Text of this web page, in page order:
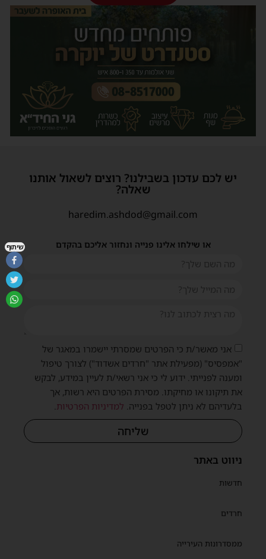
ניווט באתר
חדשות
חרדים
ממסדרונות העירייה
יש לכם עדכון בשבילנו? רוצים לשאול אותנו
שאלה?
haredim.ashdod@gmail.com
או שילחו אלינו פנייה ונחזור אליכם בהקדם
אני מאשר/ת כי הפרטים שמסרתי יישמרו במאגר של
"אמפסיס" (מפעילת אתר "חרדים אשדוד") לצורך טיפול
ומענה לפנייתי. ידוע לי כי אני רשאי/ת לעיין במידע, לבקש
את תיקונו או מחיקתו. מסירת הפרטים היא רשות, אך
בלעדיהם לא ניתן לטפל בפנייה. למדיניות הפרטיות
שליחה
שיתוף